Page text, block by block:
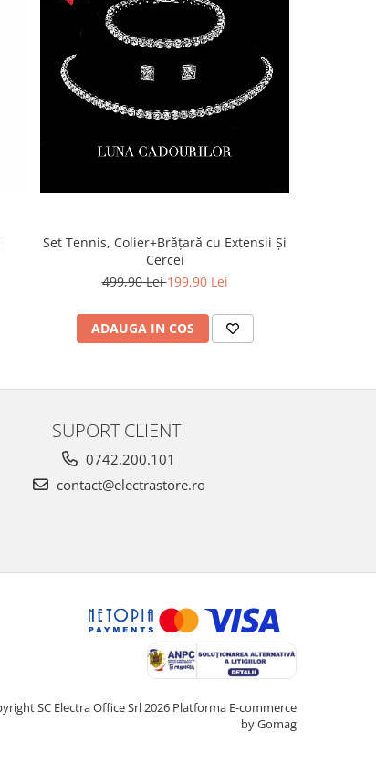
Set Tennis, Colier+Brățară cu Extensii Și
Cercei
499,90 Lei199,90 Lei
ADAUGA IN COS
SUPORT CLIENTI
0742.200.101
contact@electrastore.ro
SC Electra Office Srl 2026 Platforma E-commerce
by Gomag